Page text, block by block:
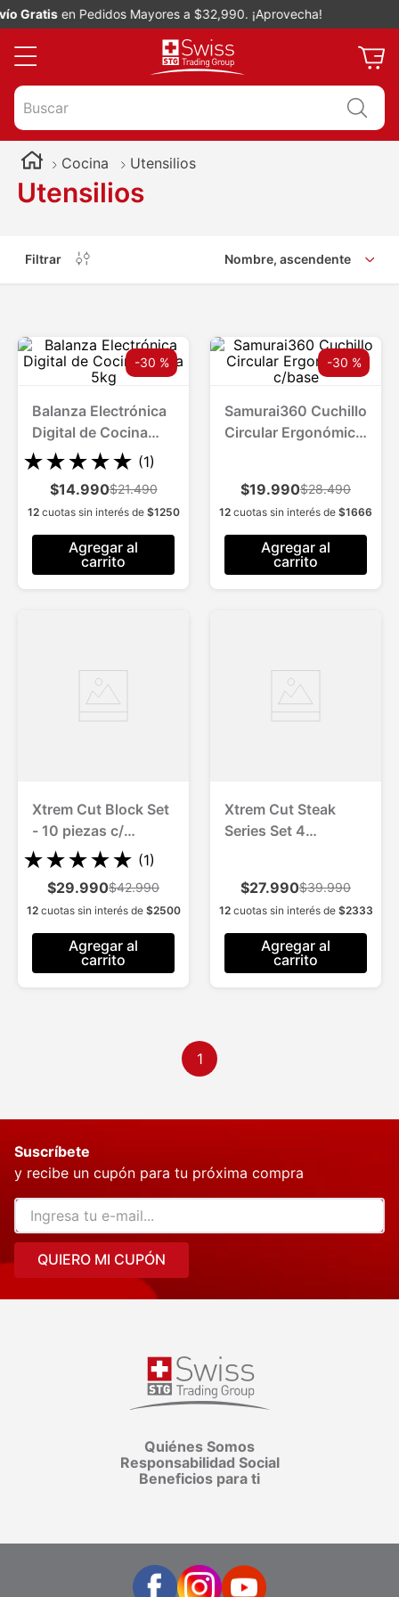
Gratisen Pedidos Mayores a $32,990. ¡Aprovecha!
Buscar
Cocina Utensilios
Utensilios
Filtrar Nombre, ascendente
-30 %
Balanza Electrónica
Digital de Cocina
Hasta 5kg
★★★★★ (1)
$14.990$21.490
12cuotas sin interés de $1250
Agregar al
carrito
-30 %
Samurai360 Cuchillo
Circular Ergonómico
$19.990$28.490
12 cuotas sin interés de $1666
Agregar al
carrito
Xtrem Cut Block Set
- 10 piezas c/
Afilador Acero Inox
★★★★★ (1)
$29.990$42.990
12cuotas sin interés de $2500
Agregar al
carrito
Xtrem Cut Steak
Series Set 4
$27.990$39.990
12cuotas sin interés de $2333
Agregar al
carrito
1
Suscríbete
y recibe un cupón para tu próxima compra
QUIERO MI CUPÓN
Quiénes Somos
Responsabilidad Social
Beneficios para ti